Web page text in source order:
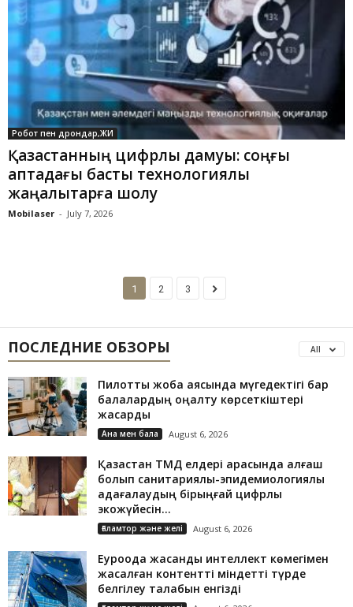
Робот пен дрондар,ЖИ
Қазақстанның цифрлық дамуы: соңғы
аптадағы басты технологиялық
жаңалықтарға шолу
Mobilaser - July 7, 2026
1 2 3
ПОСЛЕДНИЕ ОБЗОРЫ All
Пилоттық жоба аясында мүгедектігі бар
балалардың оңалту көрсеткіштері
жақсарды
Ана мен бала August 6, 2026
Қазақстан ТМД елдері арасында алғаш
болып санитариялық-эпидемиологиялық
қадағалаудың бірыңғай цифрлық
экожүйесін...
Ғаламтор және желі August 6, 2026
Еуроодақ жасанды интеллект көмегімен
жасалған контентті міндетті түрде
белгілеу талабын енгізді